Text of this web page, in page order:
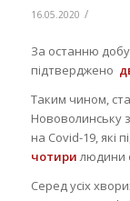
16.05.2020 /
За останню
підтверджено
Таким чином,
Нововолинську
на Covid-19, які
чотирилюдини
Серед усіх